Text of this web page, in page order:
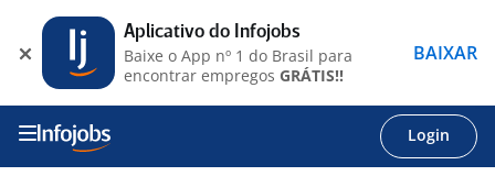
Login
Aplicativo do Infojobs
Baixe o App nº 1 do Brasil para
encontrar empregos GRÁTIS!!
BAIXAR